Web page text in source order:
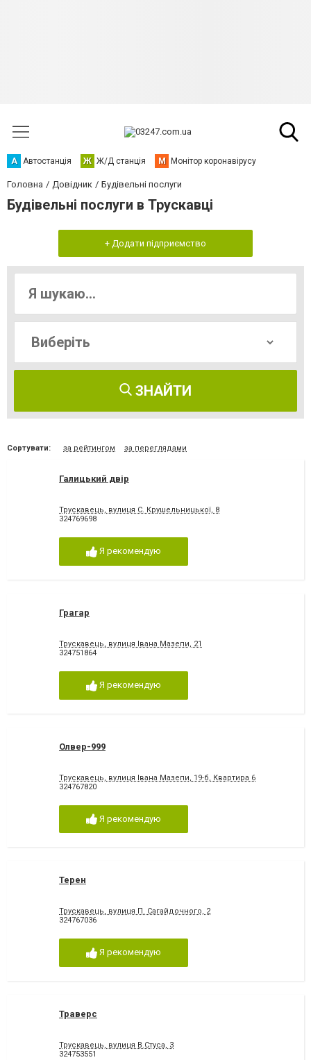
А Автостанція Ж Ж/Д станція М Монітор коронавірусу
Головна Довідник Будівельні послуги
Будівельні послуги в Трускавці
+ Додати підприємство
ЗНАЙТИ
Сортувати: за рейтингом за переглядами
Галицький двір
Трускавець, вулиця С. Крушельницької, 8
324769698
Я рекомендую
Грагар
Трускавець, вулиця Івана Мазепи, 21
324751864
Я рекомендую
Олвер-999
Трускавець, вулиця Івана Мазепи, 19-б, Квартира 6
324767820
Я рекомендую
Терен
Трускавець, вулиця П. Сагайдочного, 2
324767036
Я рекомендую
Траверс
Трускавець, вулиця В.Стуса, 3
324753551